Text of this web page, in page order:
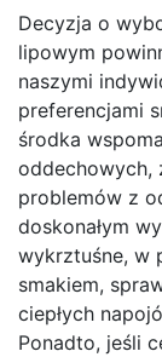
Decyzja o
lipowym
naszymi
preferencjami
środka
oddechowych,
problemów z
doskonałym
wykrztuśne, w
smakiem,
ciepłych
Ponadto, jeśli